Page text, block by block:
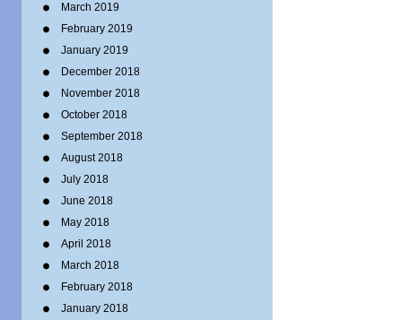
March 2019
February 2019
January 2019
December 2018
November 2018
October 2018
September 2018
August 2018
July 2018
June 2018
May 2018
April 2018
March 2018
February 2018
January 2018